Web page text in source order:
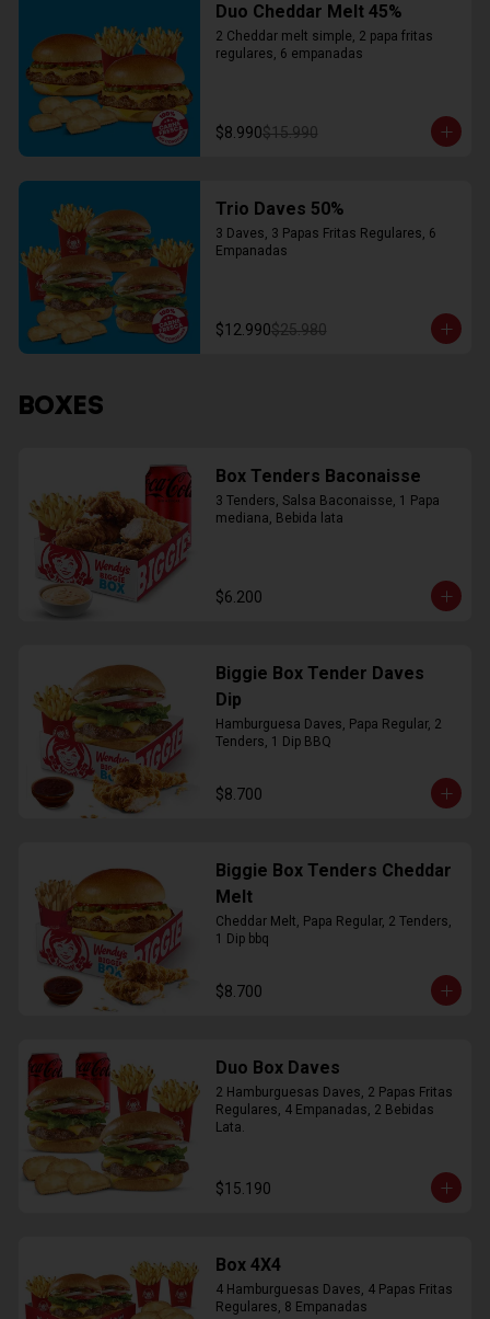
Duo Cheddar Melt 45%
2 Cheddar melt simple, 2 papa fritas
regulares, 6 empanadas
$8.990$15.990
Trio Daves 50%
3 Daves, 3 Papas Fritas Regulares, 6
Empanadas
$12.990$25.980
BOXES
Box Tenders Baconaisse
3 Tenders, Salsa Baconaisse, 1 Papa
mediana, Bebida lata
$6.200
Biggie Box Tender Daves
Dip
Hamburguesa Daves, Papa Regular, 2
Tenders, 1 Dip BBQ
$8.700
Biggie Box Tenders Cheddar
Melt
Cheddar Melt, Papa Regular, 2 Tenders,
1 Dip bbq
$8.700
Duo Box Daves
2 Hamburguesas Daves, 2 Papas Fritas
Regulares, 4 Empanadas, 2 Bebidas
Lata.
$15.190
Box 4X4
4 Hamburguesas Daves, 4 Papas Fritas
Regulares, 8 Empanadas